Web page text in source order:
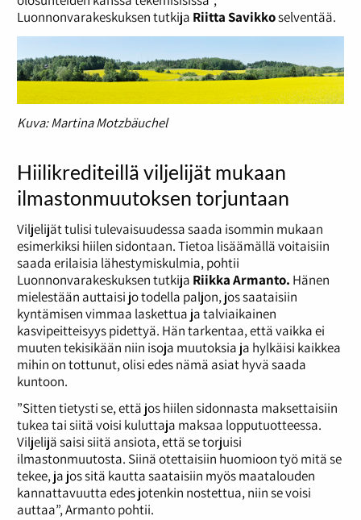
Luonnonvarakeskuksen tutkija Riitta Savikkoselventää.
Kuva: Martina Motzbäuchel
Hiilikrediteillä viljelijät mukaan
ilmastonmuutoksen torjuntaan
Viljelijät tulisi tulevaisuudessa saada isommin mukaan
esimerkiksi hiilen sidontaan. Tietoa lisäämällä voitaisiin
saada erilaisia lähestymiskulmia, pohtii
Luonnonvarakeskuksen tutkija Riikka Armanto. Hänen
mielestään auttaisi jo todella paljon, jos saataisiin
kyntämisen vimmaa laskettua ja talviaikainen
kasvipeitteisyys pidettyä. Hän tarkentaa, että vaikka ei
muuten tekisikään niin isoja muutoksia ja hylkäisi kaikkea
mihin on tottunut, olisi edes nämä asiat hyvä saada
kuntoon.
”Sitten tietysti se, että jos hiilen sidonnasta maksettaisiin
tukea tai siitä voisi kuluttaja maksaa lopputuotteessa.
Viljelijä saisi siitä ansiota, että se torjuisi
ilmastonmuutosta. Siinä otettaisiin huomioon työ mitä se
tekee, ja jos sitä kautta saataisiin myös maatalouden
kannattavuutta edes jotenkin nostettua, niin se voisi
auttaa”, Armanto pohtii.